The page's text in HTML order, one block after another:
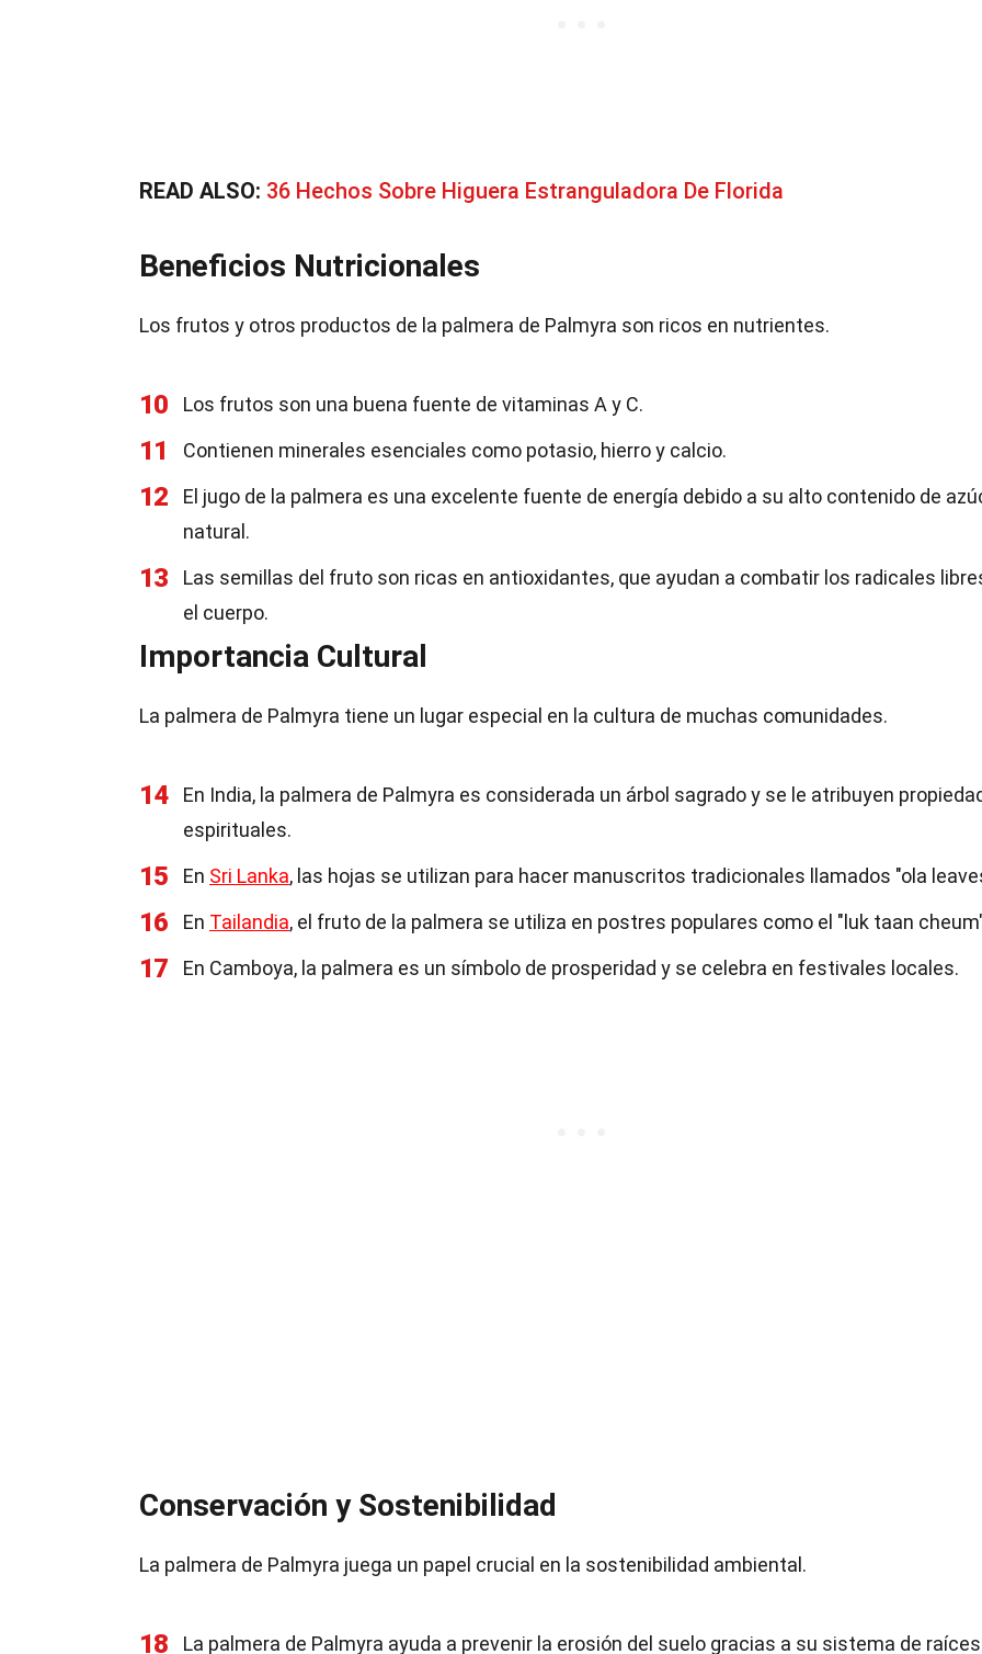
READ ALSO: 36 Hechos Sobre Higuera Estranguladora De Florida
Beneficios Nutricionales
Los frutos y otros productos de la palmera de Palmyra son ricos en nutrientes.
10 Los frutos son una buena fuente de vitaminas A y C.
11 Contienen minerales esenciales como potasio, hierro y calcio.
12
El jugo de la palmera es una excelente fuente de energía debido a su alto contenido de
natural.
13
Las semillas del fruto son ricas en antioxidantes, que ayudan a combatir los radicales
el cuerpo.
Importancia Cultural
La palmera de Palmyra tiene un lugar especial en la cultura de muchas comunidades.
14
En India, la palmera de Palmyra es considerada un árbol sagrado y se le atribuyen
espirituales.
15 En Sri Lanka, las hojas se utilizan para hacer manuscritos tradicionales llamados "ola
16 En Tailandia, el fruto de la palmera se utiliza en postres populares como el "luk taan
17 En Camboya, la palmera es un símbolo de prosperidad y se celebra en festivales locales.
Conservación y Sostenibilidad
La palmera de Palmyra juega un papel crucial en la sostenibilidad ambiental.
18 La palmera de Palmyra ayuda a prevenir la erosión del suelo gracias a su sistema de raíces